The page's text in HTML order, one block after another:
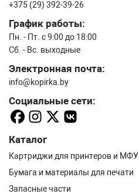
+375 (29) 392-39-26
График работы:
Пн. - Пт. с 9:00 до 18:00
Сб. - Вс. выходные
Электронная почта:
info@kopirka.by
Социальные сети:
Каталог
Картриджи для принтеров и МФУ
Бумага и материалы для печати
Запасные части